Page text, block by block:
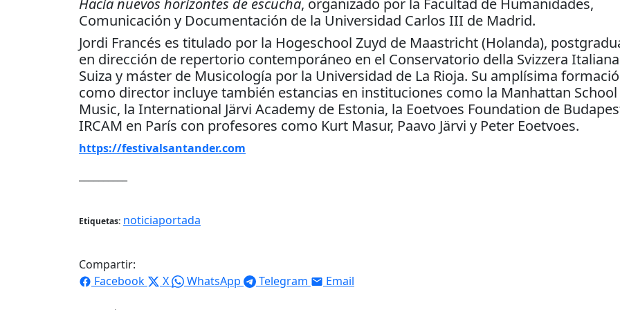
Comunicación y Documentación de la Universidad Carlos III de Madrid.
Jordi Francés es titulado por la Hogeschool Zuyd de Maastricht (Holanda),
en dirección de repertorio contemporáneo en el Conservatorio della Svizzera
Suiza y máster de Musicología por la Universidad de La Rioja. Su amplísima
como director incluye también estancias en instituciones como la Manhattan
Music, la International Järvi Academy de Estonia, la Eoetvoes Foundation de
IRCAM en París con profesores como Kurt Masur, Paavo Järvi y Peter Eoetvoes.
https://festivalsantander.com
Etiquetas: noticiaportada
Compartir:
Facebook
X WhatsApp Telegram Email